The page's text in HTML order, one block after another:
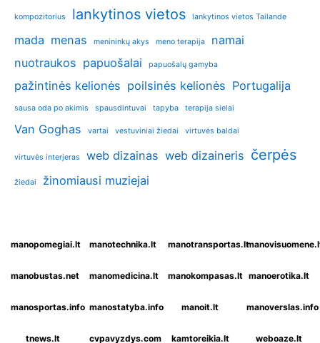
kompozitorius lankytinos vietos lankytinos vietos Tailande
mada menas menininkų akys meno terapija
namai
nuotraukos papuošalai papuošalų gamyba
pažintinės kelionės poilsinės kelionės Portugalija
sausa oda po akimis spausdintuvai tapyba terapija sielai
Van Goghas vartai vestuviniai žiedai virtuvės baldai
virtuvės interjeras web dizainas web dizaineris čerpės
žiedai žinomiausi muziejai
manopomegiai.lt manotechnika.lt manotransportas.lt
manobustas.net manomedicina.lt manokompasas.lt manoerotika.lt
manosportas.info manostatyba.info manoit.lt manoverslas.info
tnews.lt cvpavyzdys.com kamtoreikia.lt weboaze.lt